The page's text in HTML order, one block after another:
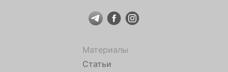
Материалы
Статьи